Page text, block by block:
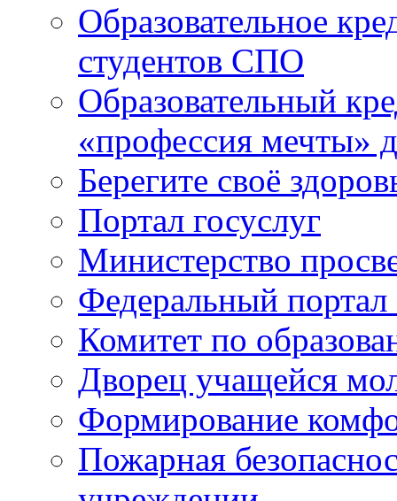
Образовательное
студентов СПО
Образовательный
«профессия мечты»
Берегите своё
Портал госуслуг
Министерство
Федеральный портал
Комитет по
Дворец учащейся
Формирование
Пожарная